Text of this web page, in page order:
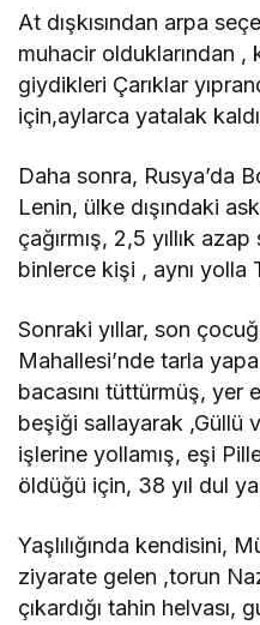
At dışkısından arpa
muhacir olduklarından ,
giydikleri Çarıklar
için,aylarca yatalak
Daha sonra, Rusya’da
Lenin, ülke dışındaki
çağırmış, 2,5 yıllık
binlerce kişi , aynı yolla
Sonraki yıllar, son
Mahallesi’nde tarla
bacasını tüttürmüş,
beşiği sallayarak ,Güllü
işlerine yollamış, eşi
öldüğü için, 38 yıl dul
Yaşlılığında kendisini,
ziyarate gelen ,torun
çıkardığı tahin helvası,